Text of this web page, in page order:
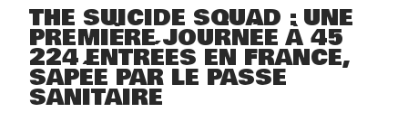
THE SUICIDE SQUAD : UNE
PREMIÈRE JOURNÉE À 45
224 ENTRÉES EN FRANCE,
SAPÉE PAR LE PASSE
SANITAIRE